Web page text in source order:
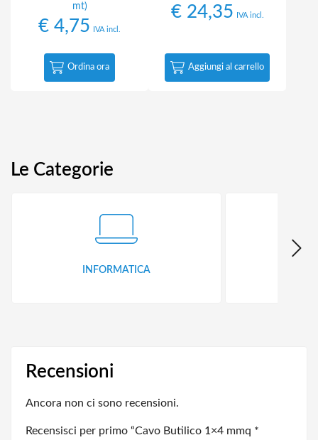
mt)
€ 4,75 IVA incl.
Ordina ora
€24,35 IVA incl.
Aggiungi al carrello
Le Categorie
INFORMATICA
Recensioni
Ancora non ci sono recensioni.
Recensisci per primo “Cavo Butilico 1×4 mmq *